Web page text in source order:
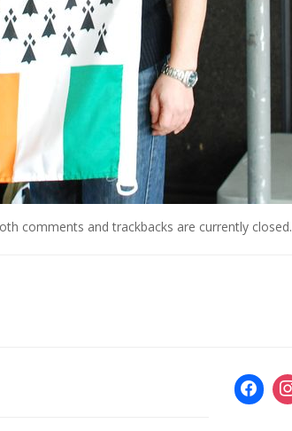
comments and trackbacks are currently closed.